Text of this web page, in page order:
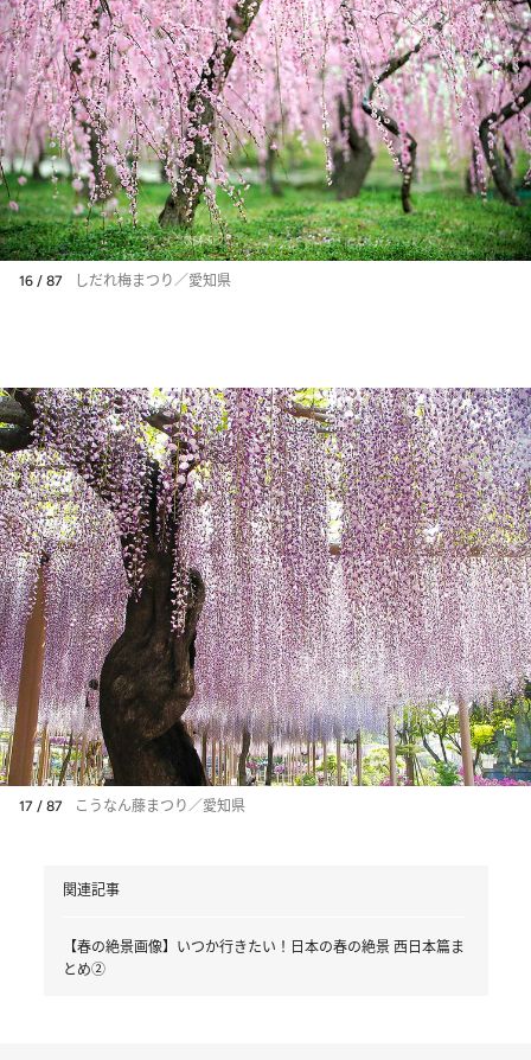
16 / 87 しだれ梅まつり／愛知県
17 / 87 こうなん藤まつり／愛知県
関連記事
【春の絶景画像】いつか行きたい！日本の春の絶景 西日本篇ま
とめ②